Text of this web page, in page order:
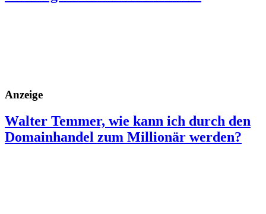
Anzeige
Walter Temmer, wie kann ich durch den
Domainhandel zum Millionär werden?